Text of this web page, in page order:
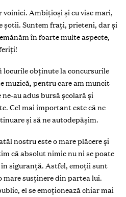
voinici. Ambițioși și cu vise mari,
șotii. Suntem frați, prieteni, dar și
în foarte multe aspecte,
locurile obținute la concursurile
muzică, pentru care am muncit
au adus bursă școlară și
Cel mai important este că ne
și să ne autodepășim.
nostru este o mare plăcere și
că absolut nimic nu ni se poate
siguranță. Astfel, emoții sunt
mare susținere din partea lui.
el se emoționează chiar mai